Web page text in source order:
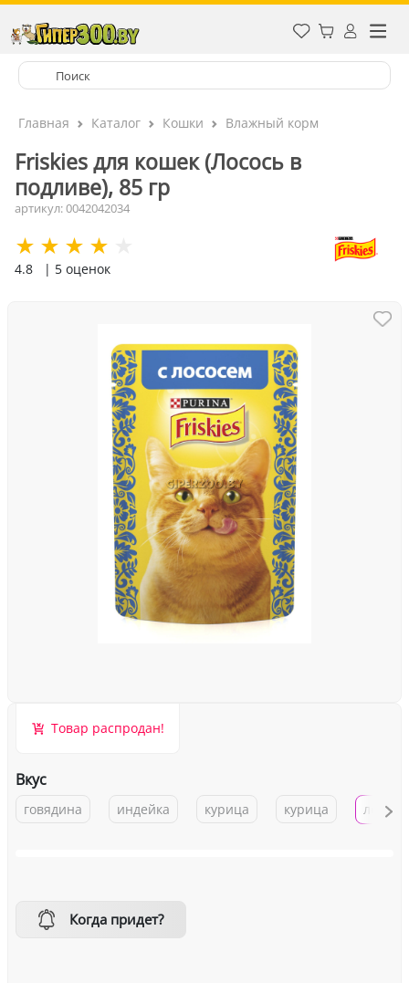
Главная Каталог Кошки Влажный корм
Friskies для кошек (Лосось в
подливе), 85 гр
артикул: 0042042034
4.8 | 5 оценок
Товар распродан!
Вкус
говядина индейка курица курица лосось
Когда придет?